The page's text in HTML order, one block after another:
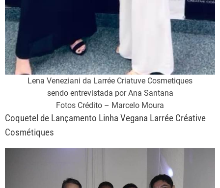
Lena Veneziani da Larrée Criatuve Cosmetiques
sendo entrevistada por Ana Santana
Fotos Crédito – Marcelo Moura
Coquetel de Lançamento Linha Vegana Larrée Créative
Cosmétiques